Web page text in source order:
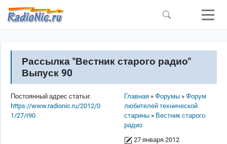
Перейти к основному содержанию
Рассылка "Вестник старого радио"
Выпуск 90
Строка навигации
Главная Форумы
Форум
любителей технической
старины
Вестник старого
радио
27 января 2012
Постоянный адрес статьи:
https://www.radionic.ru/2012/0
1/27/r90